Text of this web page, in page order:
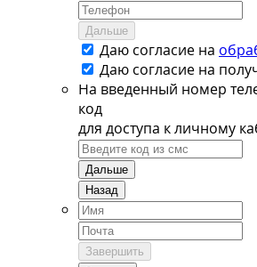
Дальше
Даю согласие на
Даю согласие на
На введенный номер
код
для доступа к личному
Дальше
Назад
Завершить